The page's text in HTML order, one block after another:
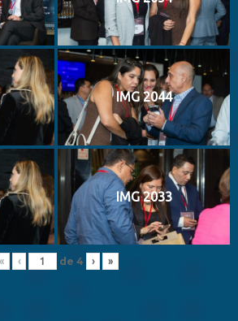
IMG 2044
IMG 2033
« ‹ de 4 › »